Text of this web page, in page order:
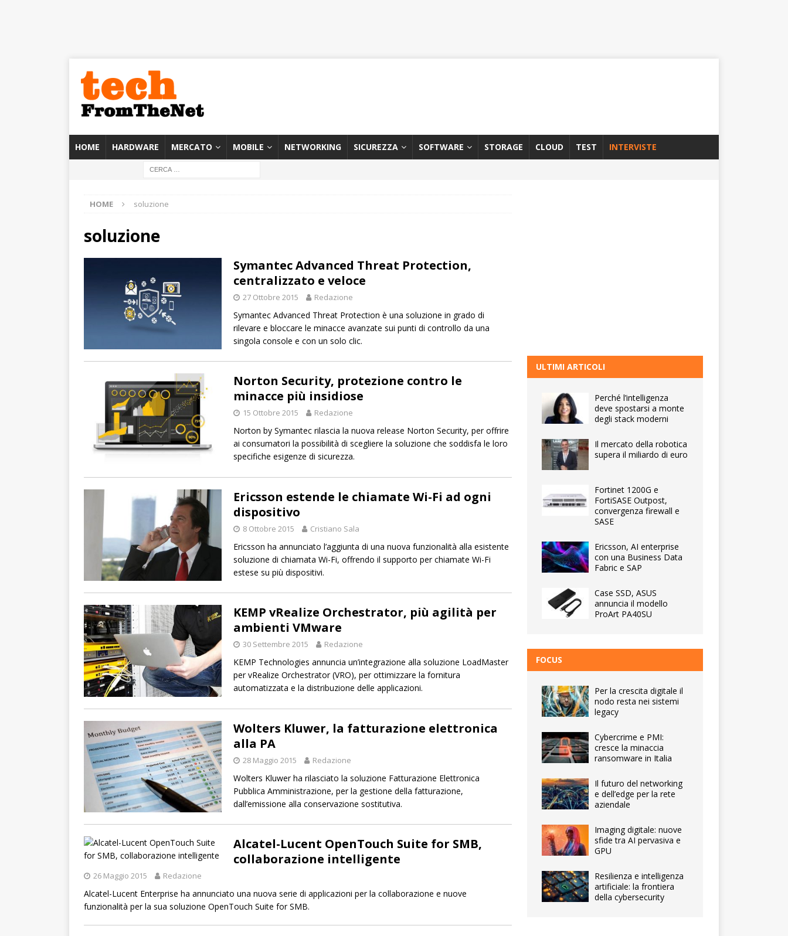
HOME HARDWARE MERCATO MOBILE NETWORKING SICUREZZA SOFTWARE STORAGE CLOUD TEST INTERVISTE
HOME soluzione
soluzione
Symantec Advanced Threat Protection,
centralizzato e veloce
27 Ottobre 2015 Redazione
Symantec Advanced Threat Protection è una soluzione in grado di
rilevare e bloccare le minacce avanzate sui punti di controllo da una
singola console e con un solo clic.
Norton Security, protezione contro le
minacce più insidiose
15 Ottobre 2015 Redazione
Norton by Symantec rilascia la nuova release Norton Security, per offrire
ai consumatori la possibilità di scegliere la soluzione che soddisfa le loro
specifiche esigenze di sicurezza.
Ericsson estende le chiamate Wi-Fi ad ogni
dispositivo
8 Ottobre 2015 Cristiano Sala
Ericsson ha annunciato l’aggiunta di una nuova funzionalità alla esistente
soluzione di chiamata Wi-Fi, offrendo il supporto per chiamate Wi-Fi
estese su più dispositivi.
KEMP vRealize Orchestrator, più agilità per
ambienti VMware
30 Settembre 2015 Redazione
KEMP Technologies annuncia un’integrazione alla soluzione LoadMaster
per vRealize Orchestrator (VRO), per ottimizzare la fornitura
automatizzata e la distribuzione delle applicazioni.
Wolters Kluwer, la fatturazione elettronica
alla PA
28 Maggio 2015 Redazione
Wolters Kluwer ha rilasciato la soluzione Fatturazione Elettronica
Pubblica Amministrazione, per la gestione della fatturazione,
dall’emissione alla conservazione sostitutiva.
Alcatel-Lucent OpenTouch Suite for SMB,
collaborazione intelligente
26 Maggio 2015 Redazione
Alcatel-Lucent Enterprise ha annunciato una nuova serie di applicazioni per la collaborazione e nuove
funzionalità per la sua soluzione OpenTouch Suite for SMB.
ULTIMI ARTICOLI
Perché l’intelligenza
deve spostarsi a monte
degli stack moderni
Il mercato della robotica
supera il miliardo di euro
Fortinet 1200G e
FortiSASE Outpost,
convergenza firewall e
SASE
Ericsson, AI enterprise
con una Business Data
Fabric e SAP
Case SSD, ASUS
annuncia il modello
ProArt PA40SU
FOCUS
Per la crescita digitale il
nodo resta nei sistemi
legacy
Cybercrime e PMI:
cresce la minaccia
ransomware in Italia
Il futuro del networking
e dell’edge per la rete
aziendale
Imaging digitale: nuove
sfide tra AI pervasiva e
GPU
Resilienza e intelligenza
artificiale: la frontiera
della cybersecurity